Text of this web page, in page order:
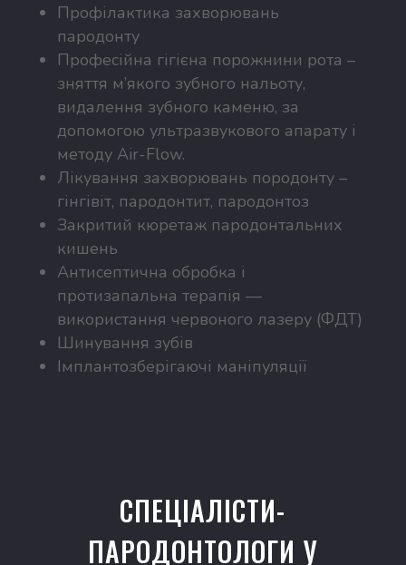
Профілактика захворювань
пародонту
Професійна гігієна порожнини рота –
зняття м’якого зубного нальоту,
видалення зубного каменю, за
допомогою ультразвукового апарату і
методу Air-Flow.
Лікування захворювань породонту –
гінгівіт, пародонтит, пародонтоз
Закритий кюретаж пародонтальних
кишень
Антисептична обробка і
протизапальна терапія —
використання червоного лазеру (ФДТ)
Шинування зубів
Імплантозберігаючі маніпуляції
СПЕЦІАЛІСТИ-
ПАРОДОНТОЛОГИ У